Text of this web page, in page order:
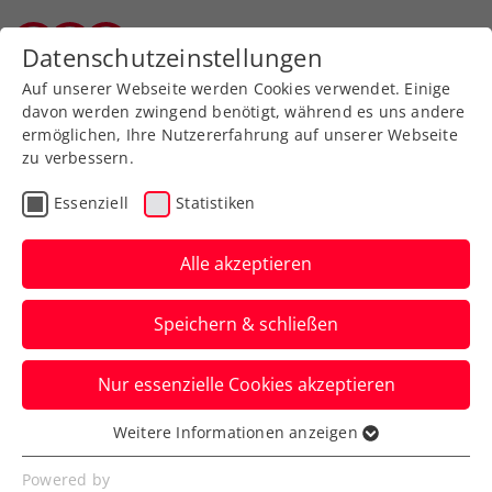
Zurück zur Newsübersicht
Allgemeine Klasse
Sommer-Camp-Kalender
2026 in den Vereinen des
VTV
Auch im Sommer 2026 heißt es in den
Vorarlberger Tennisvereinen wieder:
Datenschutzeinstellungen
Auf unserer Webseite werden Cookies verwendet. Einige
davon werden zwingend benötigt, während es uns andere
ermöglichen, Ihre Nutzererfahrung auf unserer Webseite
zu verbessern.
Essenziell Statistiken
Alle akzeptieren
Speichern & schließen
Nur essenzielle Cookies akzeptieren
Essenziell
Essenzielle Cookies werden für grundlegende
Weitere Informationen anzeigen
Powered by